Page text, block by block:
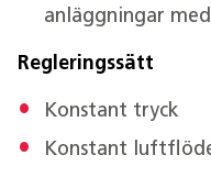
anläggningar
Regleringssätt
Konstant tryck
Konstant